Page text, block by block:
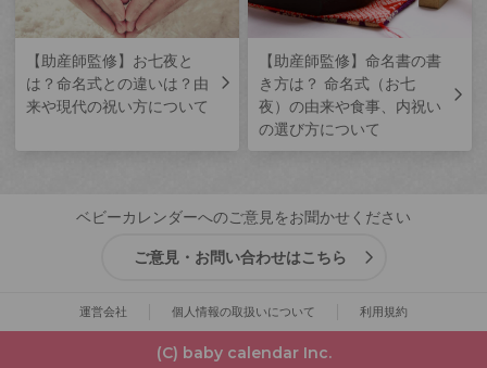
【助産師監修】お七夜と
は？命名式との違いは？由
来や現代の祝い方について
【助産師監修】命名書の書
き方は？ 命名式（お七
夜）の由来や食事、内祝い
の選び方について
ベビーカレンダーへのご意見をお聞かせください
ご意見・お問い合わせはこちら
運営会社 個人情報の取扱いについて 利用規約
(C) baby calendar Inc.